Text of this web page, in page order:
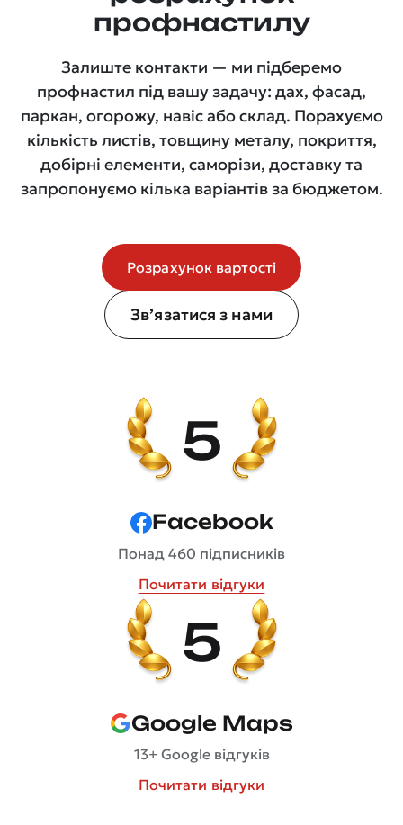
профнастилу
Залиште контакти — ми підберемо
профнастил під вашу задачу: дах, фасад,
паркан, огорожу, навіс або склад. Порахуємо
кількість листів, товщину металу, покриття,
добірні елементи, саморізи, доставку та
запропонуємо кілька варіантів за бюджетом.
Розрахунок вартості
Зв’язатися з нами
5
Facebook
Понад 460 підписників
Почитати відгуки
5
Google Maps
13+ Google відгуків
Почитати відгуки